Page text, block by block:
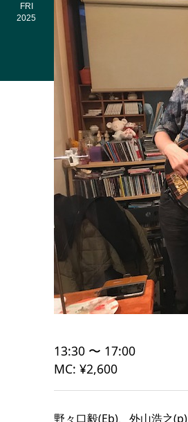
FRI
2025
13:30 〜 17:00
MC: ¥2,600
野々口毅(Eb)、外山浩之(p)